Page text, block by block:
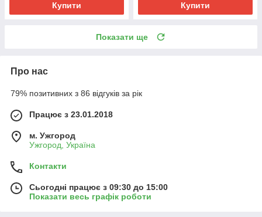
Купити Купити
Показати ще
Про нас
79% позитивних з 86 відгуків за рік
Працює з 23.01.2018
м. Ужгород
Ужгород, Україна
Контакти
Сьогодні працює з 09:30 до 15:00
Показати весь графік роботи